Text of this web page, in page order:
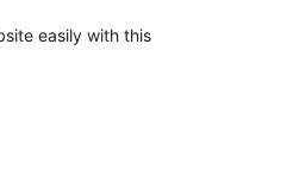
easily with this